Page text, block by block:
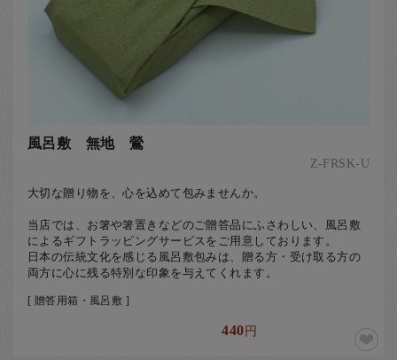
風呂敷 無地 鶯
Z-FRSK-U
大切な贈り物を、心を込めて包みませんか。
当店では、お箸や箸置きなどのご贈答品にふさわしい、風呂敷
によるギフトラッピングサービスをご用意しております。
日本の伝統文化を感じる風呂敷包みは、贈る方・受け取る方の
両方に心に残る特別な印象を与えてくれます。
[ 贈答用箱・風呂敷 ]
440円